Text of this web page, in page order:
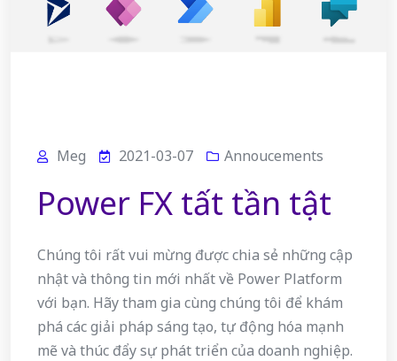
Meg 2021-03-07 Annoucements
Power FX tất tần tật
Chúng tôi rất vui mừng được chia sẻ những cập
nhật và thông tin mới nhất về Power Platform
với bạn. Hãy tham gia cùng chúng tôi để khám
phá các giải pháp sáng tạo, tự động hóa mạnh
mẽ và thúc đẩy sự phát triển của doanh nghiệp.